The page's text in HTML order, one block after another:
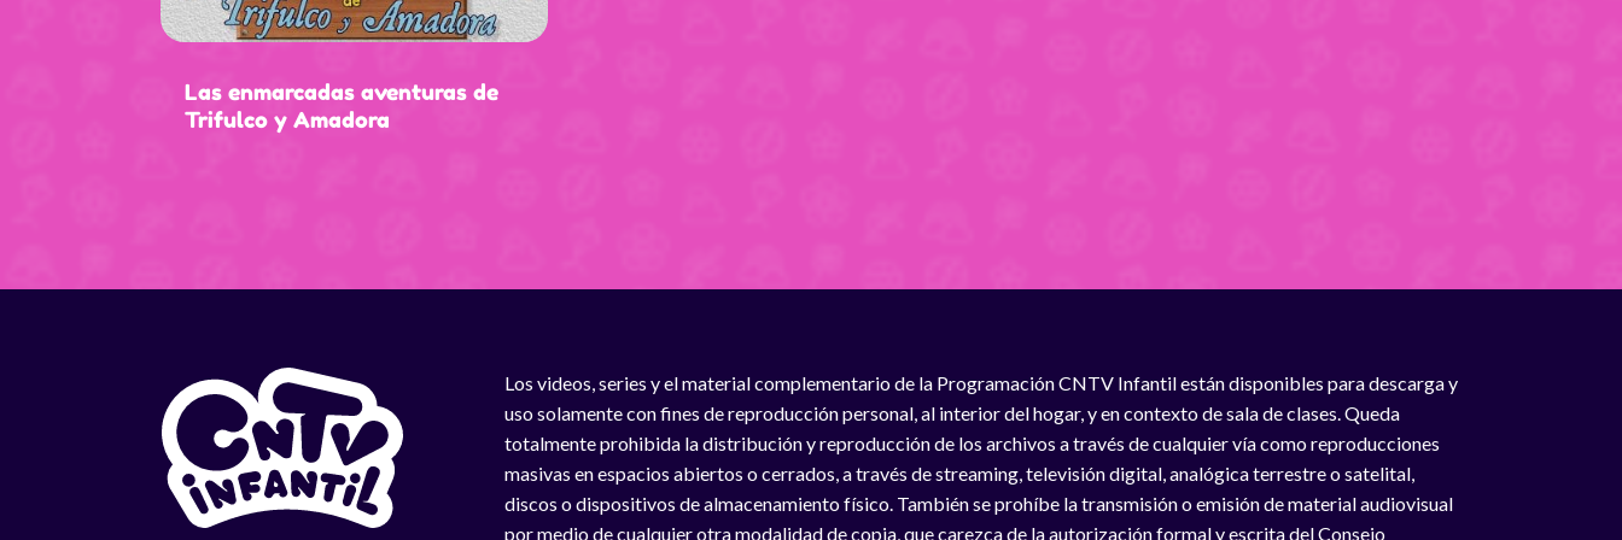
Las enmarcadas aventuras de
Trifulco y Amadora
Los videos, series y el material complementario de la Programación CNTV Infantil están disponibles para descarga y
uso solamente con fines de reproducción personal, al interior del hogar, y en contexto de sala de clases. Queda
totalmente prohibida la distribución y reproducción de los archivos a través de cualquier vía como reproducciones
masivas en espacios abiertos o cerrados, a través de streaming, televisión digital, analógica terrestre o satelital,
discos o dispositivos de almacenamiento físico. También se prohíbe la transmisión o emisión de material audiovisual
por medio de cualquier otra modalidad de copia, que carezca de la autorización formal y escrita del Consejo